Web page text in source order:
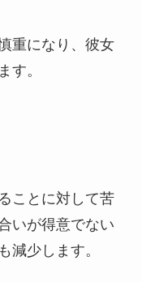
重になり、彼女
す。
ことに対して苦
いが得意でない
減少します。